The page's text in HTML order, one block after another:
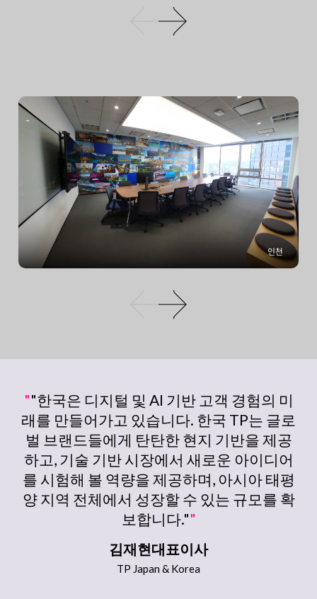
""한국은 디지털 및 AI 기반 고객 경험의 미
래를 만들어가고 있습니다. 한국 TP는 글로
벌 브랜드들에게 탄탄한 현지 기반을 제공
하고, 기술 기반 시장에서 새로운 아이디어
를 시험해 볼 역량을 제공하며, 아시아 태평
양 지역 전체에서 성장할 수 있는 규모를 확
보합니다.""
김재현대표이사
TP Japan & Korea